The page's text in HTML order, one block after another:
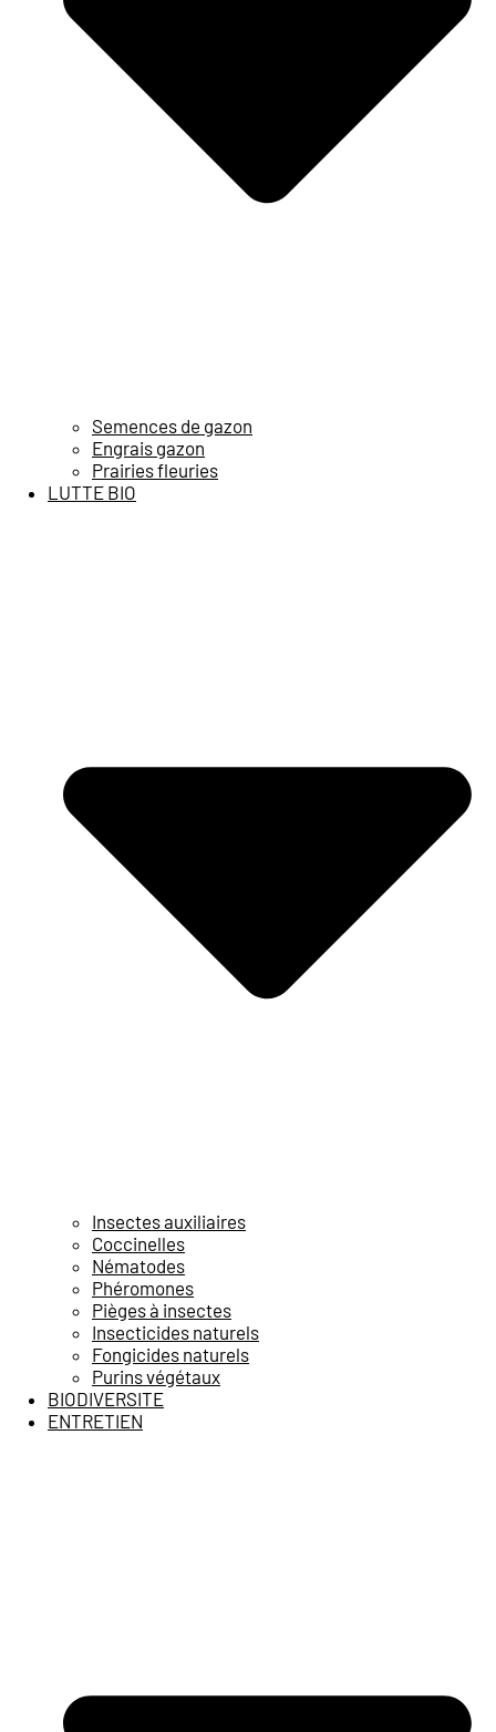
Semences de gazon
Engrais gazon
Prairies fleuries
LUTTE BIO
Insectes auxiliaires
Coccinelles
Nématodes
Phéromones
Pièges à insectes
Insecticides naturels
Fongicides naturels
Purins végétaux
BIODIVERSITE
ENTRETIEN